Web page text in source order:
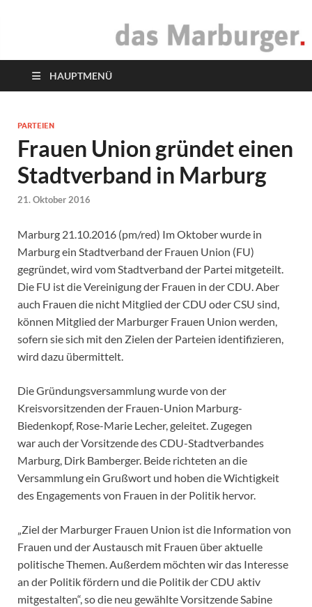
das Marburger.
HAUPTMENÜ
PARTEIEN
Frauen Union gründet einen
Stadtverband in Marburg
21. Oktober 2016
Marburg 21.10.2016 (pm/red) Im Oktober wurde in
Marburg ein Stadtverband der Frauen Union (FU)
gegründet, wird vom Stadtverband der Partei mitgeteilt.
Die FU ist die Vereinigung der Frauen in der CDU. Aber
auch Frauen die nicht Mitglied der CDU oder CSU sind,
können Mitglied der Marburger Frauen Union werden,
sofern sie sich mit den Zielen der Parteien identifizieren,
wird dazu übermittelt.
Die Gründungsversammlung wurde von der
Kreisvorsitzenden der Frauen-Union Marburg-
Biedenkopf, Rose-Marie Lecher, geleitet. Zugegen
war auch der Vorsitzende des CDU-Stadtverbandes
Marburg, Dirk Bamberger. Beide richteten an die
Versammlung ein Grußwort und hoben die Wichtigkeit
des Engagements von Frauen in der Politik hervor.
„Ziel der Marburger Frauen Union ist die Information von
Frauen und der Austausch mit Frauen über aktuelle
politische Themen. Außerdem möchten wir das Interesse
an der Politik fördern und die Politik der CDU aktiv
mitgestalten“, so die neu gewählte Vorsitzende Sabine